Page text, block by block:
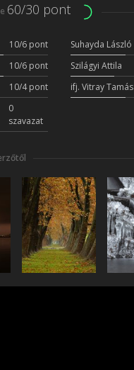
60/30 pont
10/6 pont Suhayda László
10/6 pont Szilágyi Attila
10/4 pont ifj. Vitray Tamás
0
szavazat